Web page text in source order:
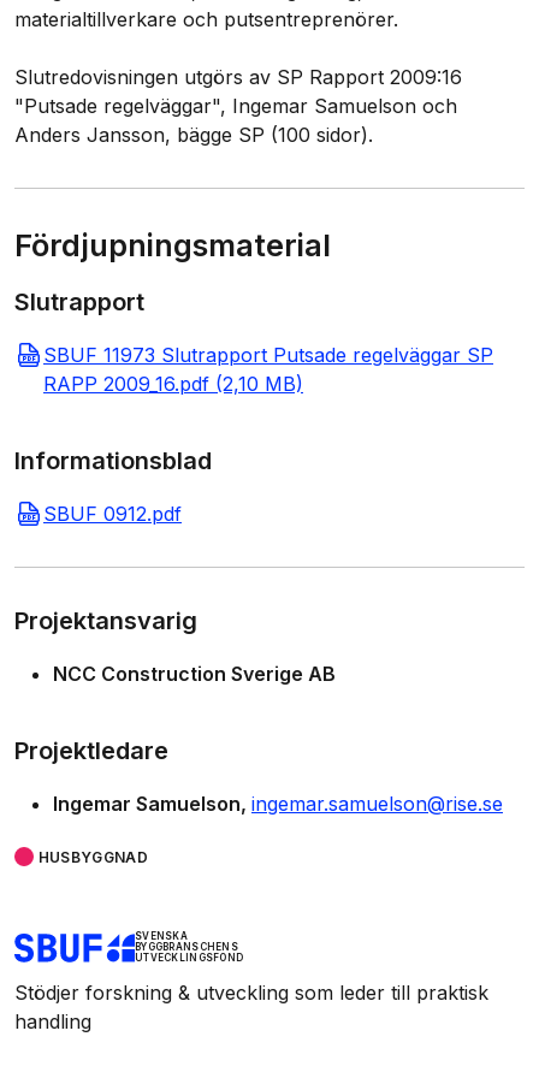
materialtillverkare och putsentreprenörer.
Slutredovisningen utgörs av SP Rapport 2009:16
"Putsade regelväggar", Ingemar Samuelson och
Anders Jansson, bägge SP (100 sidor).
Fördjupningsmaterial
Slutrapport
SBUF 11973 Slutrapport Putsade regelväggar SP
RAPP 2009_16.pdf (2,10 MB)
Informationsblad
SBUF 0912.pdf
Projektansvarig
NCC Construction Sverige AB
Projektledare
Ingemar Samuelson ingemar.samuelson@rise.se
HUSBYGGNAD
SVENSKA
BYGGBRANSCHENS
UTVECKLINGSFOND
Stödjer forskning & utveckling som leder till praktisk
handling